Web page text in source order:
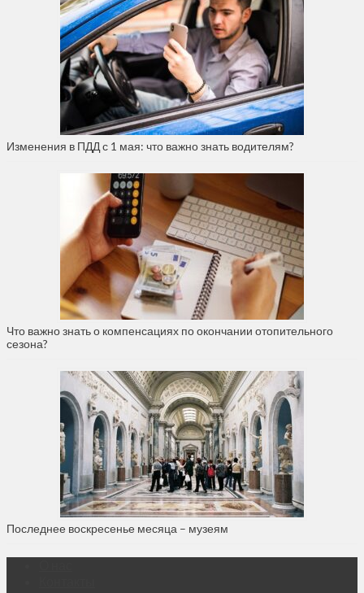
Изменения в ПДД с 1 мая: что важно знать водителям?
Что важно знать о компенсациях по окончании отопительного
сезона?
Последнее воскресенье месяца – музеям